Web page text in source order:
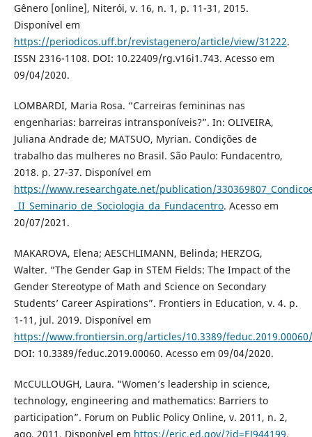
Gênero [online], Niterói, v. 16, n. 1, p. 11-31, 2015.
Disponível em
https://periodicos.uff.br/revistagenero/article/view/31222.
ISSN 2316-1108. DOI: 10.22409/rg.v16i1.743. Acesso em
09/04/2020.
LOMBARDI, Maria Rosa. “Carreiras femininas nas
engenharias: barreiras intransponíveis?”. In: OLIVEIRA,
Juliana Andrade de; MATSUO, Myrian. Condições de
trabalho das mulheres no Brasil. São Paulo: Fundacentro,
2018. p. 27-37. Disponível em
https://www.researchgate.net/publication/
_II_Seminario_de_Sociologia_da_Fundacentro. Acesso em
20/07/2021.
MAKAROVA, Elena; AESCHLIMANN, Belinda; HERZOG,
Walter. “The Gender Gap in STEM Fields: The Impact of the
Gender Stereotype of Math and Science on Secondary
Students’ Career Aspirations”. Frontiers in Education, v. 4. p.
1-11, jul. 2019. Disponível em
https://www.frontiersin.org/articles/10.3389/
DOI: 10.3389/feduc.2019.00060. Acesso em 09/04/2020.
McCULLOUGH, Laura. “Women’s leadership in science,
technology, engineering and mathematics: Barriers to
participation”. Forum on Public Policy Online, v. 2011, n. 2,
ago. 2011. Disponível em https://eric.ed.gov/?id=EJ944199.